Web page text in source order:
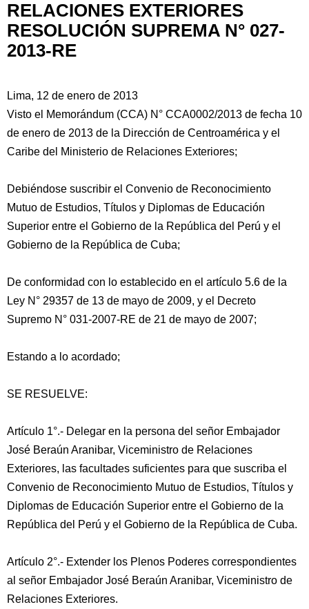
RELACIONES EXTERIORES
RESOLUCIÓN SUPREMA N° 027-
2013-RE
Lima, 12 de enero de 2013
Visto el Memorándum (CCA) N° CCA0002/2013 de fecha 10
de enero de 2013 de la Dirección de Centroamérica y el
Caribe del Ministerio de Relaciones Exteriores;
Debiéndose suscribir el Convenio de Reconocimiento
Mutuo de Estudios, Títulos y Diplomas de Educación
Superior entre el Gobierno de la República del Perú y el
Gobierno de la República de Cuba;
De conformidad con lo establecido en el artículo 5.6 de la
Ley N° 29357 de 13 de mayo de 2009, y el Decreto
Supremo N° 031-2007-RE de 21 de mayo de 2007;
Estando a lo acordado;
SE RESUELVE:
Artículo 1°.- Delegar en la persona del señor Embajador
José Beraún Aranibar, Viceministro de Relaciones
Exteriores, las facultades suficientes para que suscriba el
Convenio de Reconocimiento Mutuo de Estudios, Títulos y
Diplomas de Educación Superior entre el Gobierno de la
República del Perú y el Gobierno de la República de Cuba.
Artículo 2°.- Extender los Plenos Poderes correspondientes
al señor Embajador José Beraún Aranibar, Viceministro de
Relaciones Exteriores.